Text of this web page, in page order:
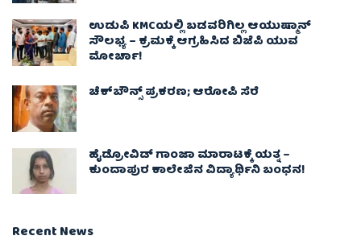
ಉಡುಪಿ KMCಯಲ್ಲಿ ಬಡವರಿಗಿಲ್ಲ ಆಯುಷ್ಮಾನ್
ಸೌಲಭ್ಯ – ಕ್ರಮಕ್ಕೆ ಆಗ್ರಹಿಸಿದ ಬಿಜೆಪಿ ಯುವ
ಮೋರ್ಚಾ!
ಚೆಕ್​ಬೌನ್ಸ್​ ಪ್ರಕರಣ; ಆರೋಪಿ ಸೆರೆ
ಹೈಡ್ರೋವಿಡ್ ಗಾಂಜಾ ಮಾರಾಟಕ್ಕೆ ಯತ್ನ –
ಕುಂದಾಪುರ ಕಾಲೇಜಿನ ವಿದ್ಯಾರ್ಥಿನಿ ಬಂಧನ!
Recent News